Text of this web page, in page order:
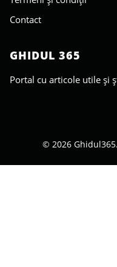
Contact
GHIDUL 365
Portal cu articole utile și
© 2026